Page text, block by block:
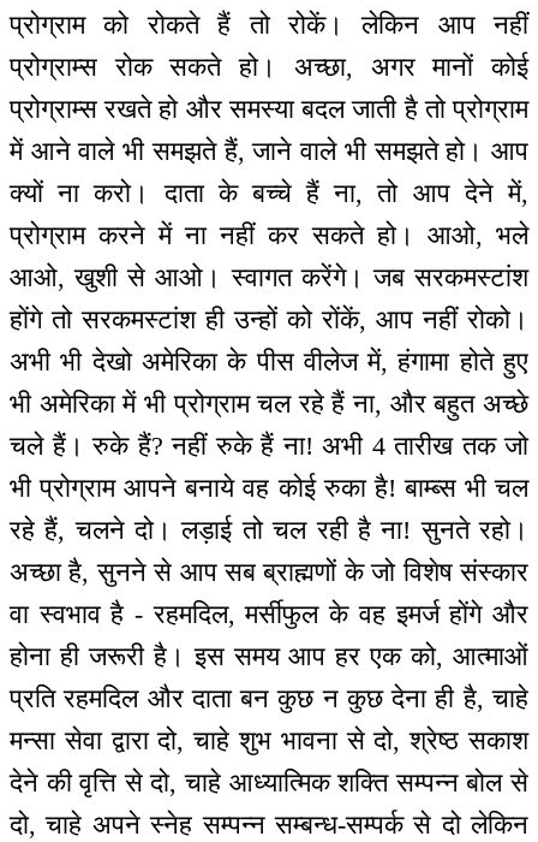
प्रोग्राम को रोकते हैं तो रोकें। लेकिन आप नहीं
प्रोग्राम्स रोक सकते हो। अच्छा, अगर मानों कोई
प्रोग्राम्स रखते हो और समस्या बदल जाती है तो प्रोग्राम
में आने वाले भी समझते हैं, जाने वाले भी समझते हो। आप
क्यों ना करो। दाता के बच्चे हैं ना, तो आप देने में,
प्रोग्राम करने में ना नहीं कर सकते हो। आओ, भले
आओ, खुशी से आओ। स्वागत करेंगे। जब सरकमस्टांश
होंगे तो सरकमस्टांश ही उन्हों को रोंकें, आप नहीं रोको।
अभी भी देखो अमेरिका के पीस वीलेज में, हंगामा होते हुए
भी अमेरिका में भी प्रोग्राम चल रहे हैं ना, और बहुत अच्छे
चले हैं। रुके हैं? नहीं रुके हैं ना! अभी 4 तारीख तक जो
भी प्रोग्राम आपने बनाये वह कोई रुका है! बाम्ब्स भी चल
रहे हैं, चलने दो। लड़ाई तो चल रही है ना! सुनते रहो।
अच्छा है, सुनने से आप सब ब्राह्मणों के जो विशेष संस्कार
वा स्वभाव है - रहमदिल, मर्सीफुल के वह इमर्ज होंगे और
होना ही जरूरी है। इस समय आप हर एक को, आत्माओं
प्रति रहमदिल और दाता बन कुछ न कुछ देना ही है, चाहे
मन्सा सेवा द्वारा दो, चाहे शुभ भावना से दो, श्रेष्ठ सकाश
देने की वृत्ति से दो, चाहे आध्यात्मिक शक्ति सम्पन्न बोल से
दो, चाहे अपने स्नेह सम्पन्न सम्बन्ध-सम्पर्क से दो लेकिन